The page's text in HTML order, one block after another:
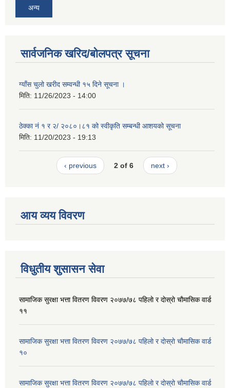
अन्य
सार्वजनिक खरिद/बोलपत्र सूचना
ग्याँस चुलो खरीद सम्वन्धी १५ दिने सूचना ।
मिति: 11/26/2023 - 14:00
ठेक्का नं १ र २/ २०८०।८१ को स्वीकृति सम्बन्धी आशयको सूचना
मिति: 11/20/2023 - 19:13
‹ previous 2 of 6 next ›
आय व्यय विवरण
विधुतीय शुसासन सेवा
सामाजिक सुरक्षा भत्ता वितरण विवरण २०७७/७८ पहिलाे र दाेस्राे चाैमासिक वार्ड
११
सामाजिक सुरक्षा भत्ता वितरण विवरण २०७७/७८ पहिलाे र दाेस्राे चाैमासिक वार्ड
१०
सामाजिक सुरक्षा भत्ता वितरण विवरण २०७७/७८ पहिलाे र दाेस्राे चाैमासिक वार्ड